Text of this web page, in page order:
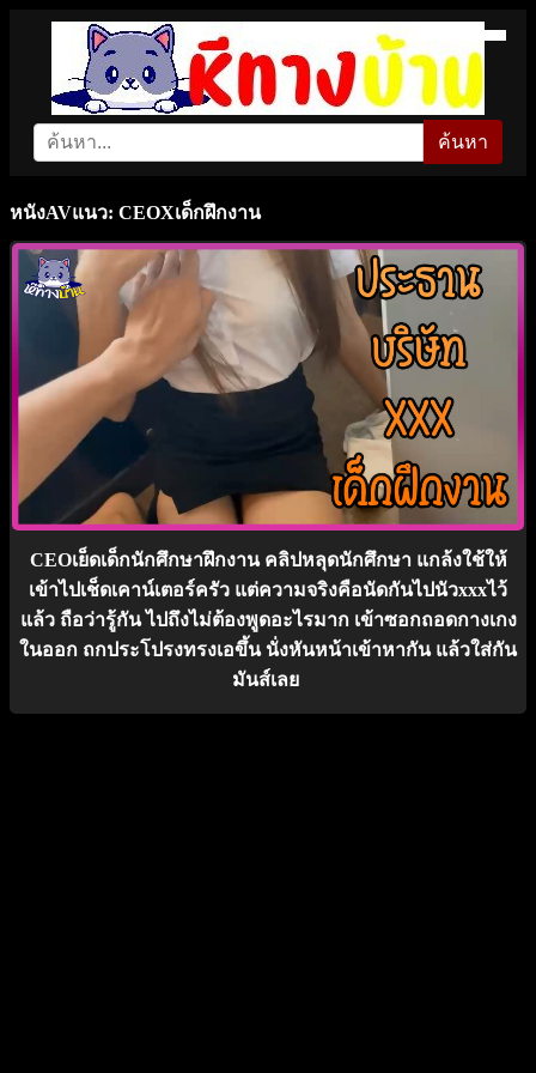
ค้นหา
หนังAVแนว: CEOXเด็กฝึกงาน
CEOเย็ดเด็กนักศึกษาฝึกงาน คลิปหลุดนักศึกษา แกล้งใช้ให้
เข้าไปเช็ดเคาน์เตอร์ครัว แต่ความจริงคือนัดกันไปนัวxxxไว้
แล้ว ถือว่ารู้กัน ไปถึงไม่ต้องพูดอะไรมาก เข้าซอกถอดกางเกง
ในออก ถกประโปรงทรงเอขึ้น นั่งหันหน้าเข้าหากัน แล้วใส่กัน
มันส์เลย